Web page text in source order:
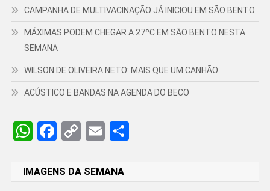
CAMPANHA DE MULTIVACINAÇÃO JÁ INICIOU EM SÃO BENTO
MÁXIMAS PODEM CHEGAR A 27ºC EM SÃO BENTO NESTA
SEMANA
WILSON DE OLIVEIRA NETO: MAIS QUE UM CANHÃO
ACÚSTICO E BANDAS NA AGENDA DO BECO
WhatsApp
Facebook
CopyEmailShare
IMAGENS DA SEMANA